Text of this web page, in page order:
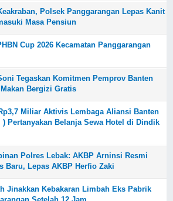
Polsek Panggarangan Lepas Kanit
Masa Pensiun
Cup 2026 Kecamatan Panggarangan
Tegaskan Komitmen Pemprov Banten
Bergizi Gratis
Miliar ‎Aktivis Lembaga Aliansi Banten
) Pertanyakan Belanja Sewa Hotel di Dindik
Polres Lebak: AKBP Arninsi Resmi
Baru, Lepas AKBP Herfio Zaki
Jinakkan Kebakaran Limbah Eks Pabrik